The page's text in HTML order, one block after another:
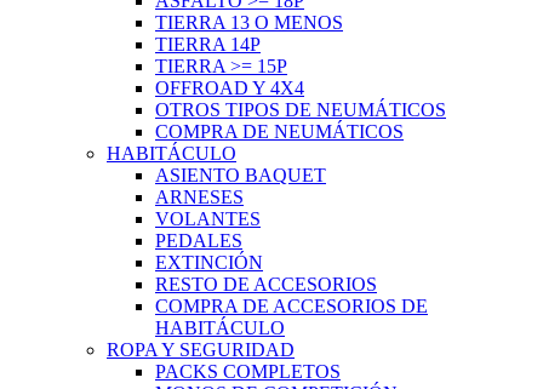
TIERRA 13 O MENOS
TIERRA 14P
TIERRA >= 15P
OFFROAD Y 4X4
OTROS TIPOS DE NEUMÁTICOS
COMPRA DE NEUMÁTICOS
HABITÁCULO
ASIENTO BAQUET
ARNESES
VOLANTES
PEDALES
EXTINCIÓN
RESTO DE ACCESORIOS
COMPRA DE ACCESORIOS DE
HABITÁCULO
ROPA Y SEGURIDAD
PACKS COMPLETOS